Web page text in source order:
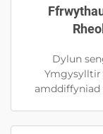
Dylun
Ymgysylltir
amddiffyniad